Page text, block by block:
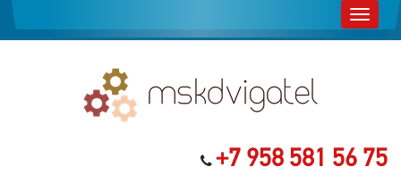
+7 958 581 56 75